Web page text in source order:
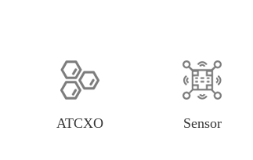
ATCXO Sensor